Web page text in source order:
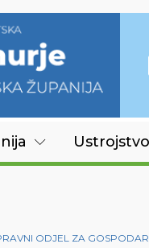
Ustrojstvo
ODJEL ZA